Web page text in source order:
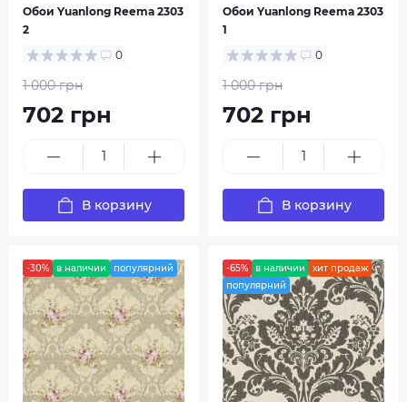
Обои Yuanlong Reema 2303
2
0
1 000 грн
702 грн
В корзину
Обои Yuanlong Reema 2303
1
0
1 000 грн
702 грн
В корзину
-30% в наличии популярний -65% в наличии
хит продаж
популярний